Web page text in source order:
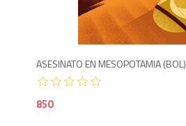
ASESINATO EN MESOPOTAMIA (BOL)
850